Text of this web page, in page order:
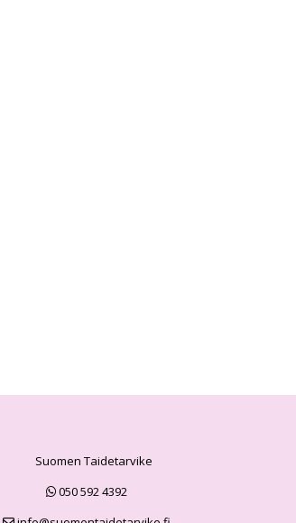
Suomen Taidetarvike
050 592 4392